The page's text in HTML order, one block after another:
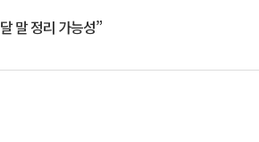
말 정리 가능성”